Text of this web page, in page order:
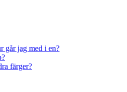
går jag med i en?
färger?